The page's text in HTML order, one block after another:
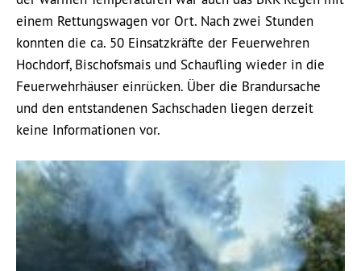
einem Rettungswagen vor Ort. Nach zwei Stunden
konnten die ca. 50 Einsatzkräfte der Feuerwehren
Hochdorf, Bischofsmais und Schaufling wieder in die
Feuerwehrhäuser einrücken. Über die Brandursache
und den entstandenen Sachschaden liegen derzeit
keine Informationen vor.